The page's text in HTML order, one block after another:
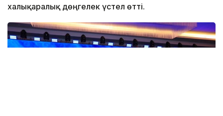
халықаралық дөңгелек үстел өтті.